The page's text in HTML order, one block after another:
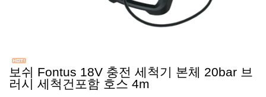
보쉬 Fontus 18V 충전 세척기 본체 20bar 브
러시 세척건포함 호스 4m